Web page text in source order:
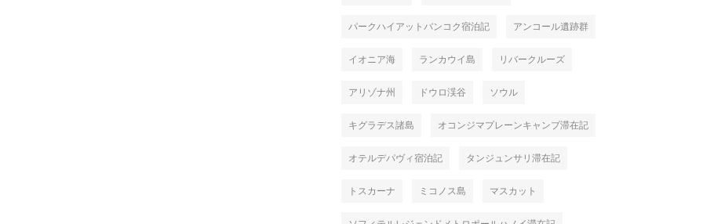
パークハイアットバンコク宿泊記 アンコール遺跡群
イオニア海 ランカウイ島 リバークルーズ
アリゾナ州 ドウロ渓谷 ソウル
キグラデス諸島 オコンジマプレーンキャンプ滞在記
オテルデパヴィ宿泊記 タンジュンサリ滞在記
トスカーナ ミコノス島 マスカット